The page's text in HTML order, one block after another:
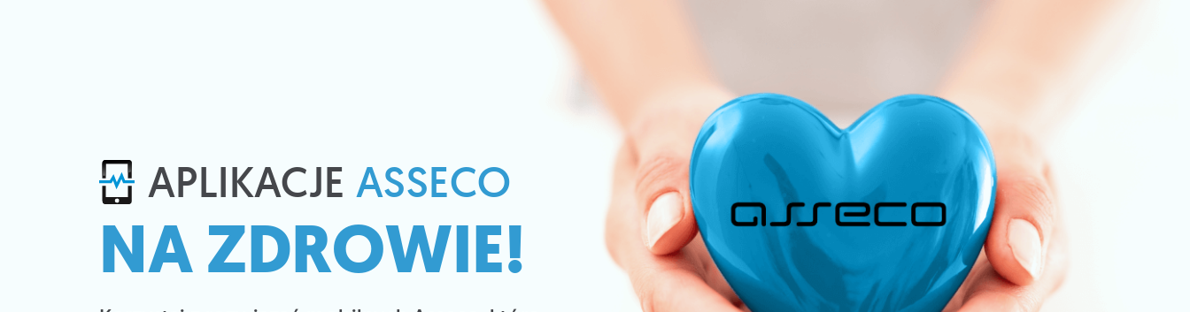
APLIKACJE ASSECO​
NA ZDROWIE!